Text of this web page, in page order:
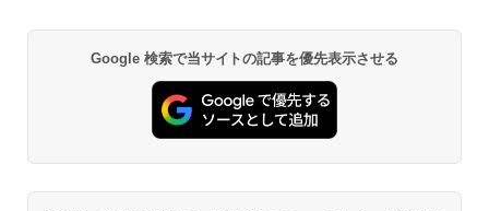
Google 検索で当サイトの記事を優先表示させる